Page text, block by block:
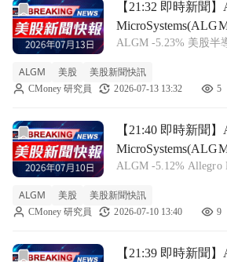
前往【21:32 即時新聞】Allegro
【21:32 即時新聞
5.23%／技術指標
ALGM -5.23% 美股半
近，最新跌幅擴大至
明顯湧現。從技術面觀
ALGM 美股 美股新聞快訊
CMoney 研究員 2026-07-13 13:32 5
前往【21:40 即時新聞】Allegro
【21:40 即時新聞
技術指標持續轉弱
ALGM -5.12% Allegro
屬明顯拉回，顯示短
月9日收盤價57.38美元
ALGM 美股 美股新聞快訊
CMoney 研究員 2026-07-10 13:40 9
前往【21:39 即時新聞】Allegro
【21:39 即時新聞